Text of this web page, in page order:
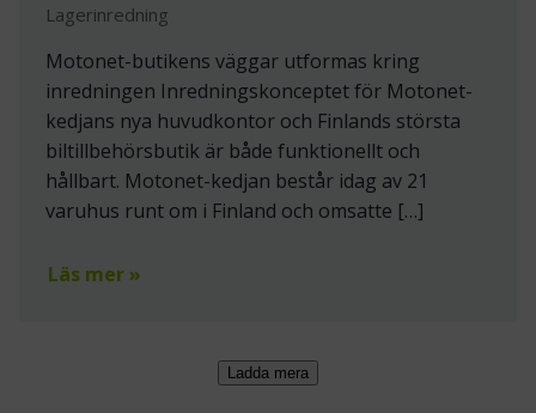
Lagerinredning
Motonet-butikens väggar utformas kring
inredningen Inredningskonceptet för Motonet-
kedjans nya huvudkontor och Finlands största
biltillbehörsbutik är både funktionellt och
hållbart. Motonet-kedjan består idag av 21
varuhus runt om i Finland och omsatte […]
Läs mer »
Ladda mera